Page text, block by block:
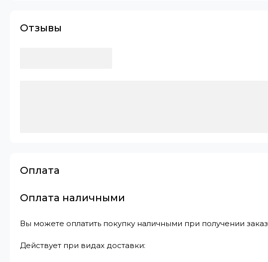
Отзывы
Оплата
Оплата наличными
Вы можете оплатить покупку наличными при получении
Действует при видах доставки: